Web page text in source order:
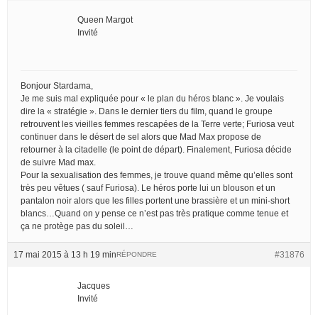
Queen Margot
Invité
Bonjour Stardama,
Je me suis mal expliquée pour « le plan du héros blanc ». Je voulais
dire la « stratégie ». Dans le dernier tiers du film, quand le groupe
retrouvent les vieilles femmes rescapées de la Terre verte; Furiosa veut
continuer dans le désert de sel alors que Mad Max propose de
retourner à la citadelle (le point de départ). Finalement, Furiosa décide
de suivre Mad max.
Pour la sexualisation des femmes, je trouve quand même qu’elles sont
très peu vêtues ( sauf Furiosa). Le héros porte lui un blouson et un
pantalon noir alors que les filles portent une brassière et un mini-short
blancs…Quand on y pense ce n’est pas très pratique comme tenue et
ça ne protège pas du soleil…
17 mai 2015 à 13 h 19 min #31876
RÉPONDRE
Jacques
Invité